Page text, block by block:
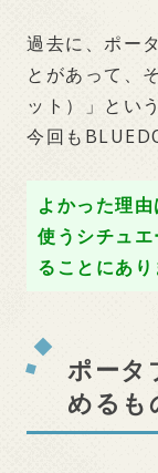
過去に、ポー
とがあって、
ット）」とい
今回も
よかった理
使うシチュ
ることにあり
ポータ
めるも